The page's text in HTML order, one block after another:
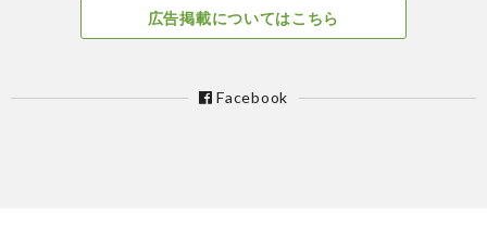
広告掲載についてはこちら
Facebook